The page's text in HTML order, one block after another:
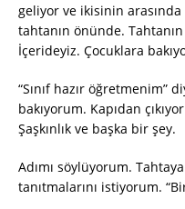
geliyor ve ikisinin
tahtanın önünde.
İçerideyiz. Çocuklara
“Sınıf hazır öğretmenim”
bakıyorum. Kapıdan
Şaşkınlık ve başka bir şey.
Adımı söylüyorum.
tanıtmalarını istiyorum.